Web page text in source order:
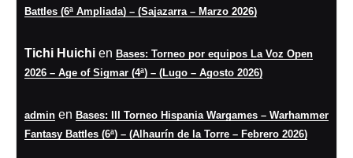
Battles (6ª Ampliada) – (Sajazarra – Marzo 2026)
Tichi Huichi en Bases: Torneo por equipos La Voz Open
2026 – Age of Sigmar (4ª) – (Lugo – Agosto 2026)
admin en Bases: III Torneo Hispania Wargames – Warhammer
Fantasy Battles (6ª) – (Alhaurín de la Torre – Febrero 2026)